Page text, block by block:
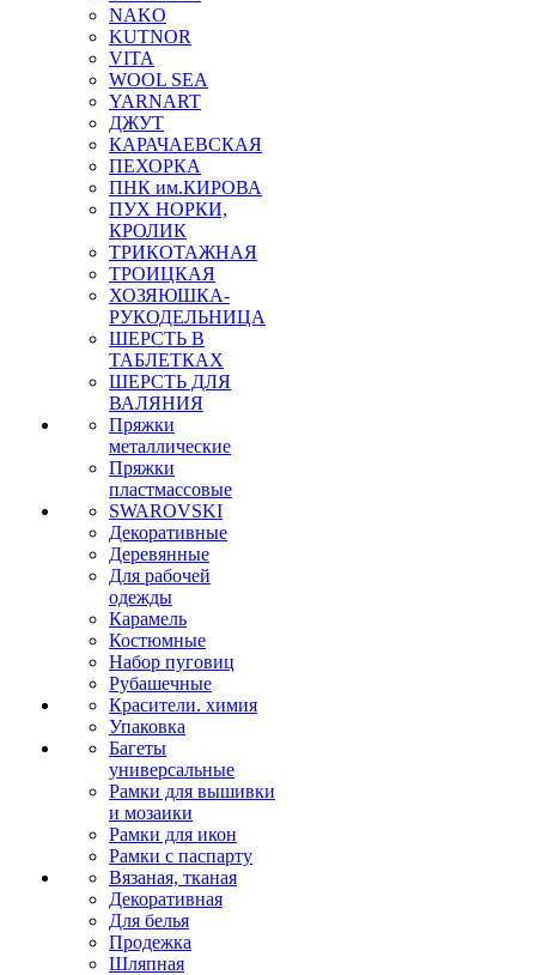
NAKO
KUTNOR
VITA
WOOL SEA
YARNART
ДЖУТ
КАРАЧАЕВСКАЯ
ПЕХОРКА
ПНК им.КИРОВА
ПУХ НОРКИ,
КРОЛИК
ТРИКОТАЖНАЯ
ТРОИЦКАЯ
ХОЗЯЮШКА-
РУКОДЕЛЬНИЦА
ШЕРСТЬ В
ТАБЛЕТКАХ
ШЕРСТЬ ДЛЯ
ВАЛЯНИЯ
Пряжки
металлические
Пряжки
пластмассовые
SWAROVSKI
Декоративные
Деревянные
Для рабочей
одежды
Карамель
Костюмные
Набор пуговиц
Рубашечные
Красители. химия
Упаковка
Багеты
универсальные
Рамки для вышивки
и мозаики
Рамки для икон
Рамки с паспарту
Вязаная, тканая
Декоративная
Для белья
Продежка
Шляпная